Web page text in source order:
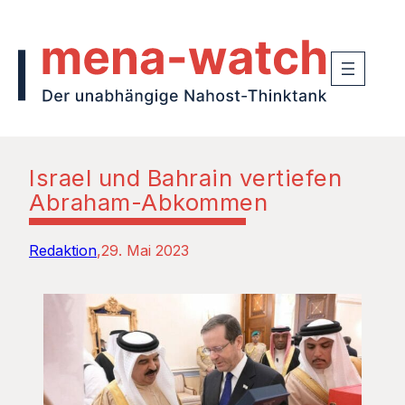
Israel und Bahrain vertiefen
Abraham-Abkommen
Redaktion 29. Mai 2023